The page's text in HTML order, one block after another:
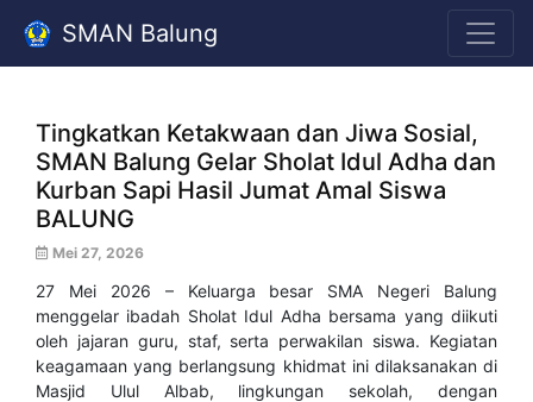
SMAN Balung
Tingkatkan Ketakwaan dan Jiwa Sosial,
SMAN Balung Gelar Sholat Idul Adha dan
Kurban Sapi Hasil Jumat Amal Siswa ​
BALUNG
Mei 27, 2026
27 Mei 2026 – Keluarga besar SMA Negeri Balung
menggelar ibadah Sholat Idul Adha bersama yang diikuti
oleh jajaran guru, staf, serta perwakilan siswa. Kegiatan
keagamaan yang berlangsung khidmat ini dilaksanakan di
Masjid Ulul Albab, lingkungan sekolah, dengan